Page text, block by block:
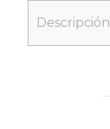
Descripción